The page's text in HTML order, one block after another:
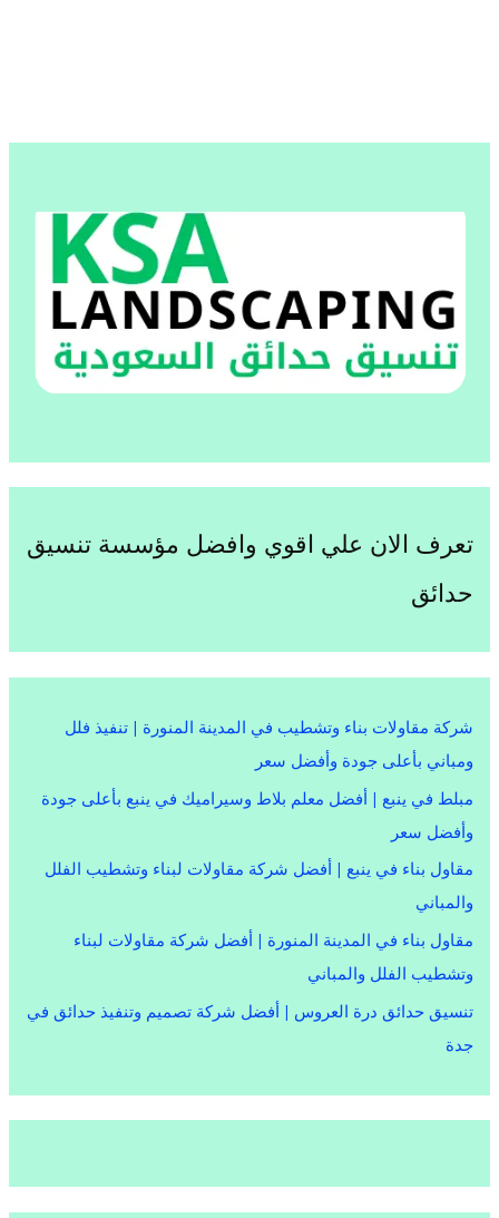
تعرف الان علي اقوي وافضل مؤسسة تنسيق
حدائق
شركة مقاولات بناء وتشطيب في المدينة المنورة | تنفيذ فلل
ومباني بأعلى جودة وأفضل سعر
مبلط في ينبع | أفضل معلم بلاط وسيراميك في ينبع بأعلى جودة
وأفضل سعر
مقاول بناء في ينبع | أفضل شركة مقاولات لبناء وتشطيب الفلل
والمباني
مقاول بناء في المدينة المنورة | أفضل شركة مقاولات لبناء
وتشطيب الفلل والمباني
تنسيق حدائق درة العروس | أفضل شركة تصميم وتنفيذ حدائق في
جدة